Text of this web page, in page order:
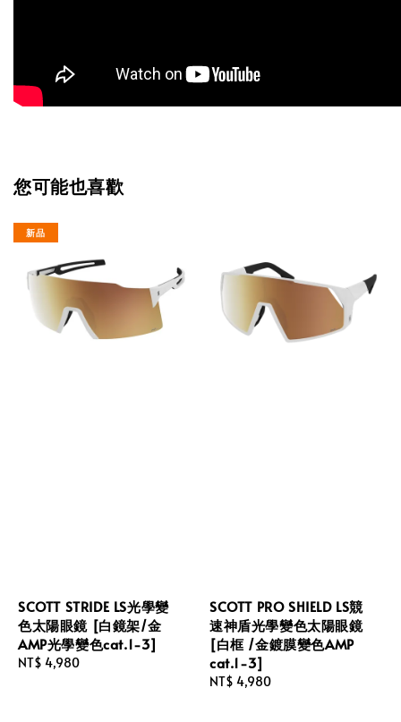
您可能也喜歡
新品
SCOTT STRIDE LS光學變
色太陽眼鏡 [白鏡架/金
AMP光學變色cat.1-3]
Regular
NT$ 4,980
SCOTT PRO SHIELD LS競
速神盾光學變色太陽眼鏡
[白框 /金鍍膜變色AMP
cat.1-3]
Regular
NT$ 4,980